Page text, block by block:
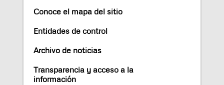
Conoce el mapa del sitio
Entidades de control
Archivo de noticias
Transparencia y acceso a la
información